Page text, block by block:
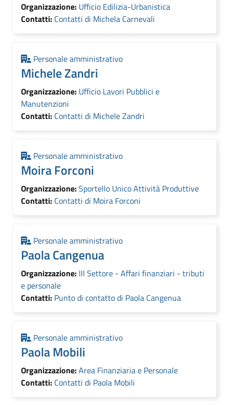
Organizzazione: Ufficio Edilizia-Urbanistica
Contatti: Contatti di Michela Carnevali
Personale amministrativo
Michele Zandri
Organizzazione: Ufficio Lavori Pubblici e
Manutenzioni
Contatti: Contatti di Michele Zandri
Personale amministrativo
Moira Forconi
Organizzazione:Sportello Unico Attività Produttive
Contatti: Contatti di Moira Forconi
Personale amministrativo
Paola Cangenua
Organizzazione: III Settore - Affari finanziari - tributi
e personale
Contatti: Punto di contatto di Paola Cangenua
Personale amministrativo
Paola Mobili
Organizzazione:Area Finanziaria e Personale
Contatti: Contatti di Paola Mobili